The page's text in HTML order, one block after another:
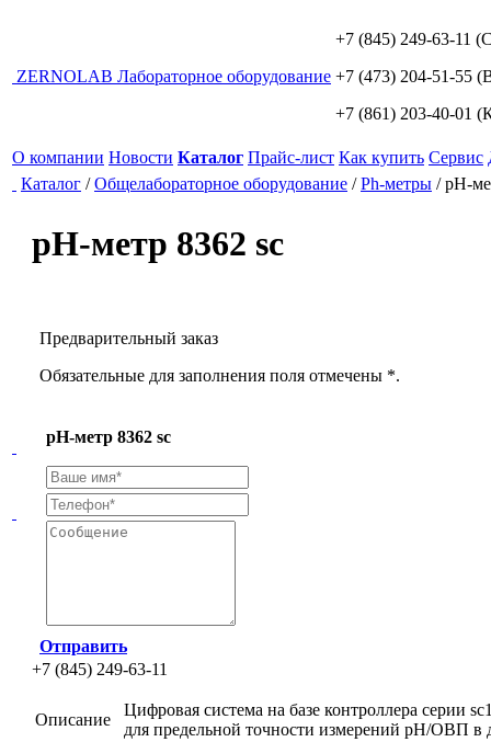
ZERNOLAB Лабораторное оборудование
+7 (845) 249-63-11
+7 (473) 204-51-55
+7 (861) 203-40-01
О компании Новости Каталог Прайс-лист Как купить Сервис
Каталог /Общелабораторное оборудование /Ph-метры /рН-
рН-метр 8362 sc
Предварительный заказ
Обязательные для заполнения поля отмечены *.
рН-метр 8362 sc
Отправить
+7 (845) 249-63-11
Описание
Цифровая система на базе контроллера серии
для предельной точности измерений рН/ОВП в